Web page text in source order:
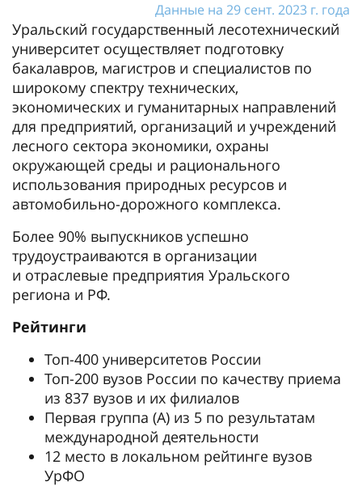
Данные на 29 сент. 2023 г. года
Уральский государственный лесотехнический
университет осуществляет подготовку
бакалавров, магистров и специалистов по
широкому спектру технических,
экономических и гуманитарных направлений
для предприятий, организаций и учреждений
лесного сектора экономики, охраны
окружающей среды и рационального
использования природных ресурсов и
автомобильно-дорожного комплекса.
Более 90% выпускников успешно
трудоустраиваются в организации
и отраслевые предприятия Уральского
региона и РФ.
Рейтинги
Топ-400 университетов России
Топ-200 вузов России по качеству приема
из 837 вузов и их филиалов
Первая группа (А) из 5 по результатам
международной деятельности
12 место в локальном рейтинге вузов
УрФО